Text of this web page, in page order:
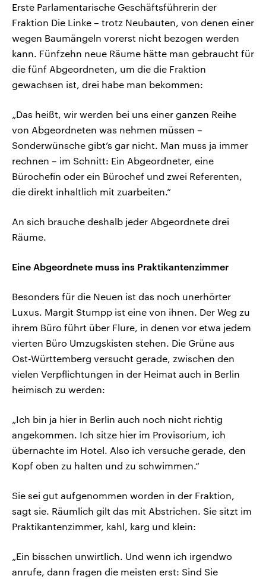
Erste Parlamentarische Geschäftsführerin der
Fraktion Die Linke – trotz Neubauten, von denen einer
wegen Baumängeln vorerst nicht bezogen werden
kann. Fünfzehn neue Räume hätte man gebraucht für
die fünf Abgeordneten, um die die Fraktion
gewachsen ist, drei habe man bekommen:
„Das heißt, wir werden bei uns einer ganzen Reihe
von Abgeordneten was nehmen müssen –
Sonderwünsche gibt’s gar nicht. Man muss ja immer
rechnen – im Schnitt: Ein Abgeordneter, eine
Bürochefin oder ein Bürochef und zwei Referenten,
die direkt inhaltlich mit zuarbeiten.“
An sich brauche deshalb jeder Abgeordnete drei
Räume.
Eine Abgeordnete muss ins Praktikantenzimmer
Besonders für die Neuen ist das noch unerhörter
Luxus. Margit Stumpp ist eine von ihnen. Der Weg zu
ihrem Büro führt über Flure, in denen vor etwa jedem
vierten Büro Umzugskisten stehen. Die Grüne aus
Ost-Württemberg versucht gerade, zwischen den
vielen Verpflichtungen in der Heimat auch in Berlin
heimisch zu werden:
„Ich bin ja hier in Berlin auch noch nicht richtig
angekommen. Ich sitze hier im Provisorium, ich
übernachte im Hotel. Also ich versuche gerade, den
Kopf oben zu halten und zu schwimmen.“
Sie sei gut aufgenommen worden in der Fraktion,
sagt sie. Räumlich gilt das mit Abstrichen. Sie sitzt im
Praktikantenzimmer, kahl, karg und klein:
„Ein bisschen unwirtlich. Und wenn ich irgendwo
anrufe, dann fragen die meisten erst: Sind Sie